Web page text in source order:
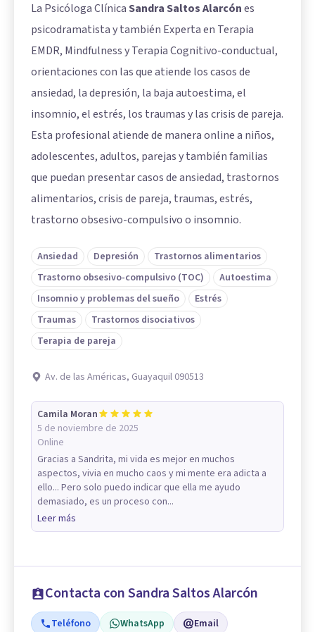
La Psicóloga ClínicaSandra Saltos Alarcónes
psicodramatista y también Experta en Terapia
EMDR, Mindfulness y Terapia Cognitivo-conductual,
orientaciones con las que atiende los casos de
ansiedad, la depresión, la baja autoestima, el
insomnio, el estrés, los traumas y las crisis de pareja.
Esta profesional atiende de manera online a niños,
adolescentes, adultos, parejas y también familias
que puedan presentar casos de ansiedad, trastornos
alimentarios, crisis de pareja, traumas, estrés,
trastorno obsesivo-compulsivo o insomnio.
Ansiedad Depresión
Trastornos alimentarios
Trastorno obsesivo-compulsivo (TOC)
Autoestima
Insomnio y problemas del sueño
Estrés
Traumas
Trastornos disociativos
Terapia de pareja
Av. de las Américas, Guayaquil 090513
Camila Moran
5 de noviembre de 2025
Online
Gracias a Sandrita, mi vida es mejor en muchos
aspectos, vivia en mucho caos y mi mente era adicta a
ello... Pero solo puedo indicar que ella me ayudo
demasiado, es un proceso con...
Leer más
Contacta con Sandra Saltos Alarcón
Teléfono WhatsApp Email